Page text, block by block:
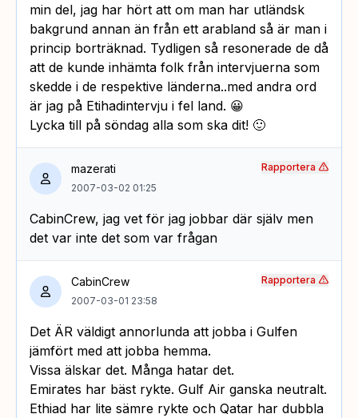
min del, jag har hört att om man har utländsk
bakgrund annan än från ett arabland så är man i
princip borträknad. Tydligen så resonerade de då
att de kunde inhämta folk från intervjuerna som
skedde i de respektive länderna..med andra ord
är jag på Etihadintervju i fel land. 😀
Lycka till på söndag alla som ska dit! 🙂
mazerati
2007-03-02 01:25
CabinCrew, jag vet för jag jobbar där själv men
det var inte det som var frågan
Rapportera
CabinCrew
2007-03-01 23:58
Det ÄR väldigt annorlunda att jobba i Gulfen
jämfört med att jobba hemma.
Vissa älskar det. Många hatar det.
Emirates har bäst rykte. Gulf Air ganska neutralt.
Ethiad har lite sämre rykte och Qatar har dubbla
Rapportera